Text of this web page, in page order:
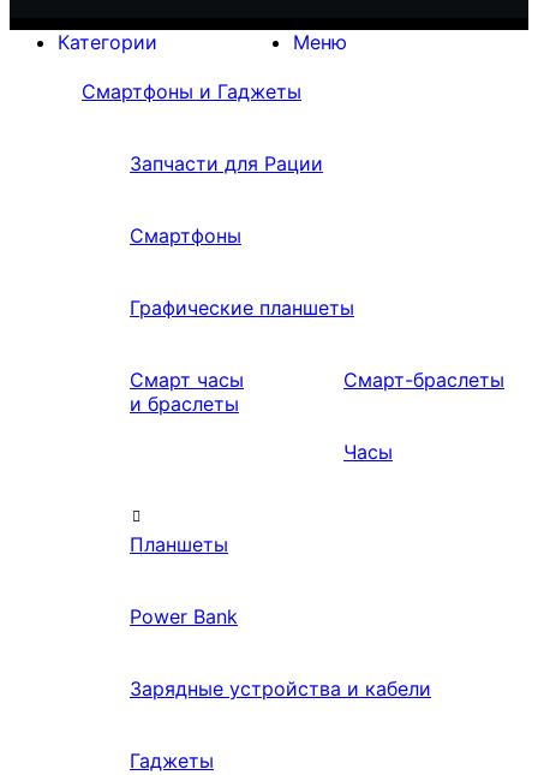
Меню
Категории
Смартфоны и Гаджеты
Запчасти для Рации
Смартфоны
Графические планшеты
Смарт часы
и браслеты
Смарт-браслеты
Часы
Планшеты
Power Bank
Зарядные устройства и кабели
Гаджеты